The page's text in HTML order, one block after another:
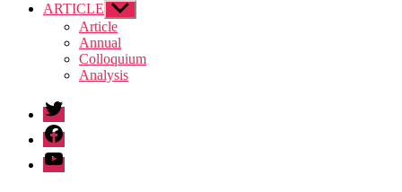
ARTICLE Show
sub
menu
Article
Annual
Colloquium
Analysis
twitter
facebook
Youtube